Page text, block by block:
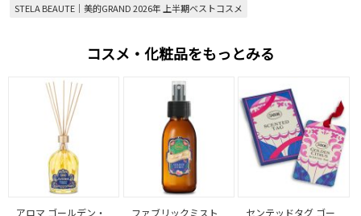
STELA BEAUTE｜美的GRAND 2026年 上半期ベストコスメ
コスメ・化粧品をもっとみる
アロマ ゴールデン・
ファブリックミスト
センテッドタグ ゴー